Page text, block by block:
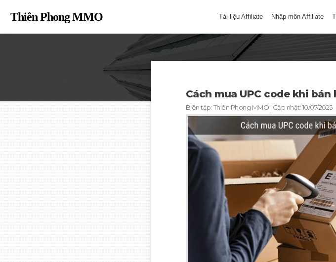
Thiên Phong MMO Tài liệu Affiliate Nhập môn Affiliate
Cách mua UPC code khi
Biên tập:Thiên Phong MMO | Cập nhật:10/07/2025